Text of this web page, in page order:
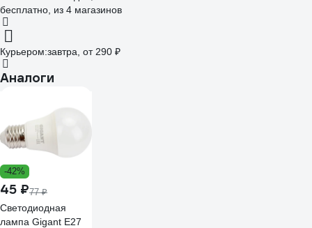
бесплатно , из 4 магазинов
Курьером:завтра, от 290 ₽
Аналоги
-42%
45 ₽77 ₽
Светодиодная
лампа Gigant E27